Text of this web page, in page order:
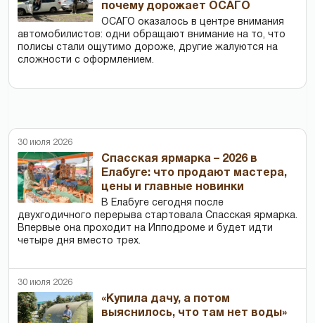
почему дорожает ОСАГО
ОСАГО оказалось в центре внимания
автомобилистов: одни обращают внимание на то, что
полисы стали ощутимо дороже, другие жалуются на
сложности с оформлением.
30 июля 2026
Спасская ярмарка – 2026 в
Елабуге: что продают мастера,
цены и главные новинки
В Елабуге сегодня после
двухгодичного перерыва стартовала Спасская ярмарка.
Впервые она проходит на Ипподроме и будет идти
четыре дня вместо трех.
30 июля 2026
«Купила дачу, а потом
выяснилось, что там нет воды»